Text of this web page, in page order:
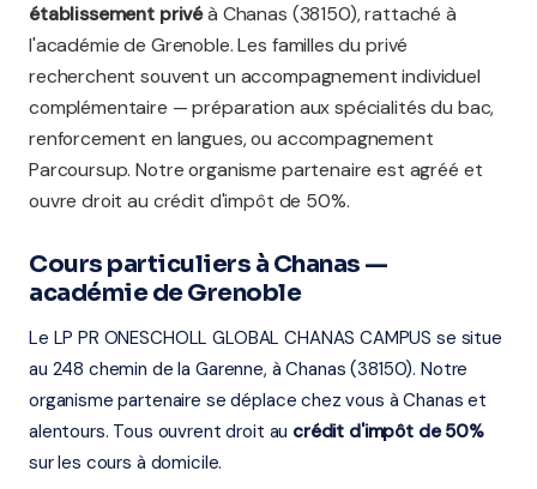
établissement privéà Chanas (38150), rattaché à
l'académie de Grenoble. Les familles du privé
recherchent souvent un accompagnement individuel
complémentaire — préparation aux spécialités du bac,
renforcement en langues, ou accompagnement
Parcoursup. Notre organisme partenaire est agréé et
ouvre droit au crédit d'impôt de 50%.
Cours particuliers à Chanas —
académie de Grenoble
Le LP PR ONESCHOLL GLOBAL CHANAS CAMPUS se situe
au 248 chemin de la Garenne, à Chanas (38150). Notre
organisme partenaire se déplace chez vous à Chanas et
alentours. Tous ouvrent droit au crédit d'impôt de 50%
sur les cours à domicile.